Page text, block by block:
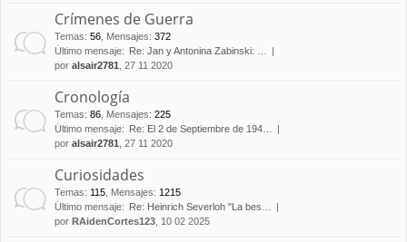
Crímenes de Guerra
Temas: 56 Mensajes: 372
Último mensaje:
Re: Jan y Antonina Zabinski: …
por alsair2781 , 27 11 2020
Cronología
Temas: 86 Mensajes: 225
Último mensaje:
Re: El 2 de Septiembre de 194…
por alsair2781 , 27 11 2020
Curiosidades
Temas: 115 Mensajes: 1215
Último mensaje:
Re: Heinrich Severloh "La bes…
por RAidenCortes123 , 10 02 2025